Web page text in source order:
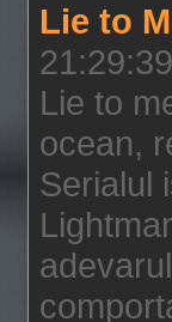
Lie to
21:29:39
Lie to
ocean,
Serialul